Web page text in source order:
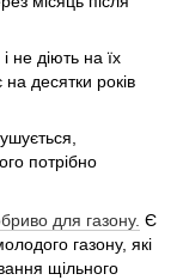
не діють на їх
на десятки років
потрібно
для газону. Є
газону, які
щільного